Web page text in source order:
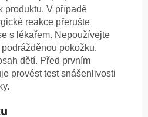
produktu. V případě
reakce přerušte
s lékařem. Nepoužívejte
pokožku.
dětí. Před prvním
provést test snášenlivosti